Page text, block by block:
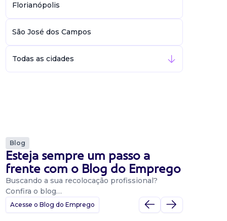
Florianópolis
São José dos Campos
Todas as cidades
Blog
Esteja sempre um passo a
frente com o Blog do Emprego
Buscando a sua recolocação profissional?
Confira o blog…
Acesse o Blog do Emprego